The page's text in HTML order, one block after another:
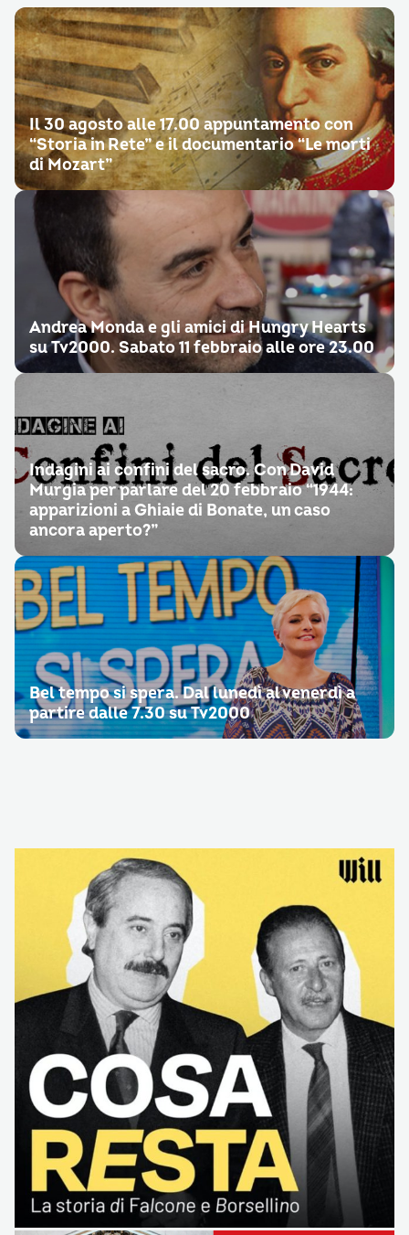
Il 30 agosto alle 17.00 appuntamento con
“Storia in Rete” e il documentario “Le morti
di Mozart”
Andrea Monda e gli amici di Hungry Hearts
su Tv2000. Sabato 11 febbraio alle ore 23.00
Indagini ai confini del sacro. Con David
Murgia per parlare del 20 febbraio “1944:
apparizioni a Ghiaie di Bonate, un caso
ancora aperto?”
Bel tempo si spera. Dal lunedì al venerdì a
partire dalle 7.30 su Tv2000